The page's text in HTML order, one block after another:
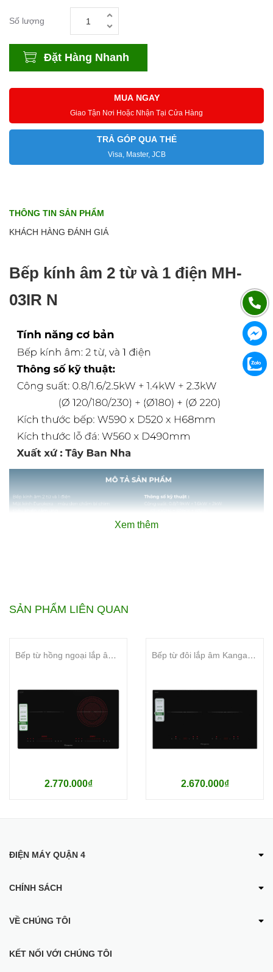
Số lượng
Đặt Hàng Nhanh
MUA NGAY
Giao Tận Nơi Hoặc Nhận Tại Cửa Hàng
TRẢ GÓP QUA THẺ
Visa, Master, JCB
THÔNG TIN SẢN PHẨM
KHÁCH HÀNG ĐÁNH GIÁ
Bếp kính âm 2 từ và 1 điện MH-
03IR N
Xem thêm
SẢN PHẨM LIÊN QUAN
2.770.000₫ 2.670.000₫
ĐIỆN MÁY QUẬN 4
CHÍNH SÁCH
VỀ CHÚNG TÔI
KẾT NỐI VỚI CHÚNG TÔI